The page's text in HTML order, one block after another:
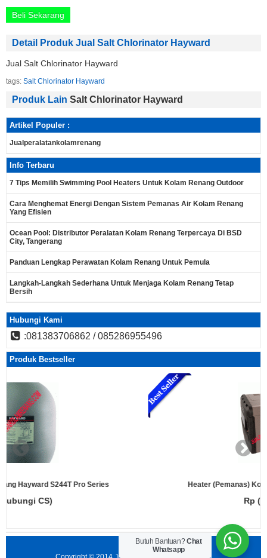
Beli Sekarang
Detail Produk Jual Salt Chlorinator Hayward
Jual Salt Chlorinator Hayward
tags: Salt Chlorinator Hayward
Produk Lain Salt Chlorinator Hayward
Artikel Populer :
Jualperalatankolamrenang
Info Terbaru
7 Tips Memilih Swimming Pool Heaters Untuk Kolam Renang Outdoor
Cara Menghemat Energi Dengan Sistem Pemanas Air Kolam Renang
Yang Efisien
Ocean Pool: Distributor Peralatan Kolam Renang Terpercaya Di BSD
City, Tangerang
Panduan Lengkap Perawatan Kolam Renang Untuk Pemula
Langkah-Langkah Sederhana Untuk Menjaga Kolam Renang Tetap
Bersih
Hubungi Kami
:081383706862 / 085286955496
Produk Bestseller
Series Heater (Pemanas) Kolam Renang Hayward
Butuh Bantuan?Chat
Whatsapp